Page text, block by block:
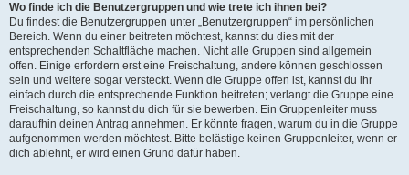
Wo finde ich die Benutzergruppen und wie trete ich ihnen bei?
Du findest die Benutzergruppen unter „Benutzergruppen“ im persönlichen
Bereich. Wenn du einer beitreten möchtest, kannst du dies mit der
entsprechenden Schaltfläche machen. Nicht alle Gruppen sind allgemein
offen. Einige erfordern erst eine Freischaltung, andere können geschlossen
sein und weitere sogar versteckt. Wenn die Gruppe offen ist, kannst du ihr
einfach durch die entsprechende Funktion beitreten; verlangt die Gruppe eine
Freischaltung, so kannst du dich für sie bewerben. Ein Gruppenleiter muss
daraufhin deinen Antrag annehmen. Er könnte fragen, warum du in die Gruppe
aufgenommen werden möchtest. Bitte belästige keinen Gruppenleiter, wenn er
dich ablehnt, er wird einen Grund dafür haben.